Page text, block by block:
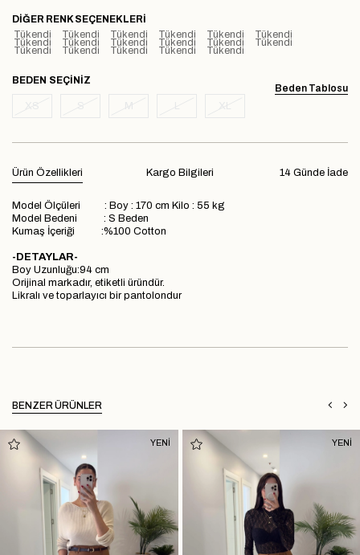
DIĞER RENK SEÇENEKLERI
Tükendi
Tükendi Tükendi Tükendi Tükendi Tükendi
Tükendi Tükendi Tükendi Tükendi Tükendi Tükendi
Tükendi Tükendi Tükendi Tükendi Tükendi
Beden Tablosu
BEDEN
Ürün Özellikleri 14 Günde İade
Kargo Bilgileri
Model Ölçüleri : Boy : 170 cm Kilo : 55 kg
Model Bedeni : S Beden
Kumaş İçeriği :%100 Cotton
-DETAYLAR-
Boy Uzunluğu:94 cm
Orijinal markadır, etiketli üründür.
Likralı ve toparlayıcı bir pantolondur
BENZER ÜRÜNLER
YENİ YENİ